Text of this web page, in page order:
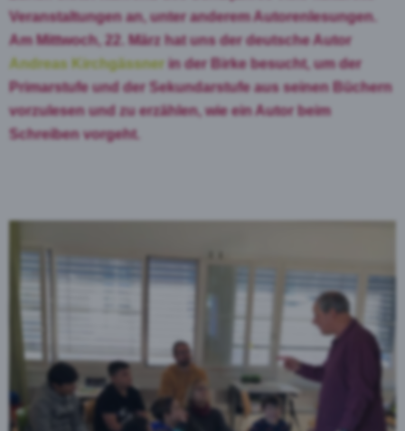
Veranstaltungen an, unter anderem Autorenlesungen.
Am Mittwoch, 22. März hat uns der deutsche Autor
Andreas Kirchgässner in der Birke besucht, um der
Primarstufe und der Sekundarstufe aus seinen Büchern
vorzulesen und zu erzählen, wie ein Autor beim
Schreiben vorgeht.